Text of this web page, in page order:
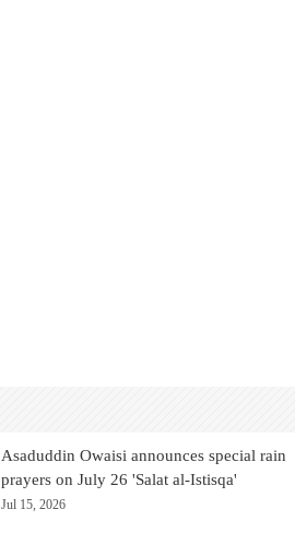
Asaduddin Owaisi announces special rain
prayers on July 26 'Salat al-Istisqa'
Jul 15, 2026